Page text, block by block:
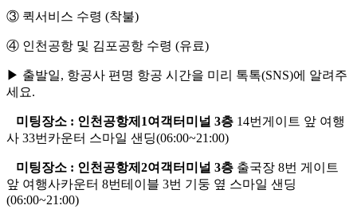
③ 퀵서비스 수령 (착불)
④ 인천공항 및 김포공항 수령 (유료)
▶ 출발일, 항공사 편명 항공 시간을 미리 톡톡(SNS)에 알려주
세요.
미팅장소 : 인천공항제1여객터미널 3층 14번게이트 앞 여행
사 33번카운터 스마일 샌딩(06:00~21:00)
미팅장소 : 인천공항제2여객터미널 3층 출국장 8번 게이트
앞 여행사카운터 8번테이블 3번 기둥 옆 스마일 샌딩
(06:00~21:00)